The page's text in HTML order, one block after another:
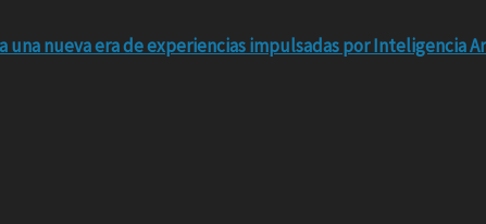
una nueva era de experiencias impulsadas por Inteligencia